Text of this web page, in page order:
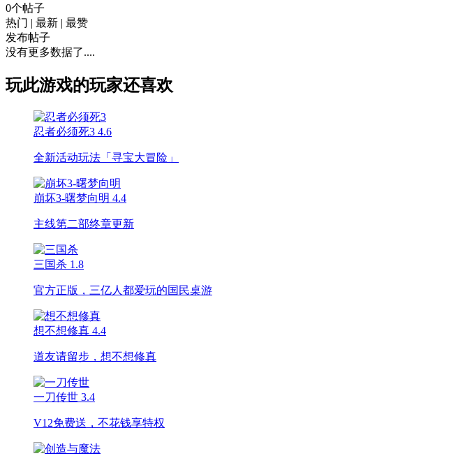
0个帖子
热门 | 最新 | 最赞
发布帖子
没有更多数据了....
玩此游戏的玩家还喜欢
忍者必须死3 4.6
全新活动玩法「寻宝大冒险」
崩坏3-曙梦向明 4.4
主线第二部终章更新
三国杀 1.8
官方正版，三亿人都爱玩的国民桌游
想不想修真 4.4
道友请留步，想不想修真
一刀传世 3.4
V12免费送，不花钱享特权